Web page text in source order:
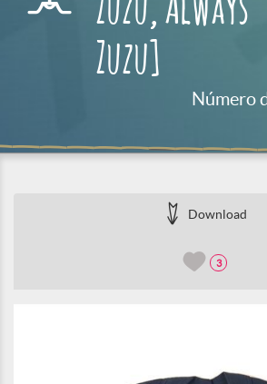
Zuzu, Always
Zuzu]
Número
Download
3